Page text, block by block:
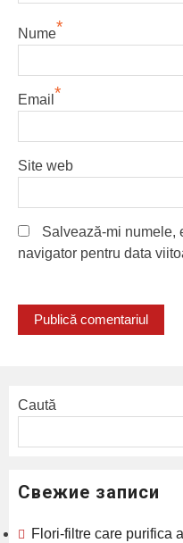
Nume*
Email *
Site web
Salvează-mi numele,
navigator pentru data
Caută
Свежие записи
Flori-filtre care purifica